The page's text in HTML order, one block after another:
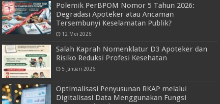
Polemik PerBPOM Nomor 5 Tahun 2026:
Degradasi Apoteker atau Ancaman
Tersembunyi Keselamatan Publik?
12 Mei 2026
Salah Kaprah Nomenklatur D3 Apoteker dan
Risiko Reduksi Profesi Kesehatan
5 Januari 2026
Optimalisasi Penyusunan RKAP melalui
Digitalisasi Data Menggunakan Fungsi